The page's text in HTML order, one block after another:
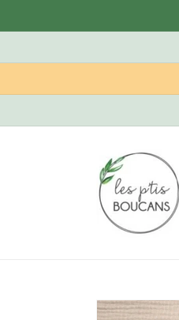
au
Passer aux
informations